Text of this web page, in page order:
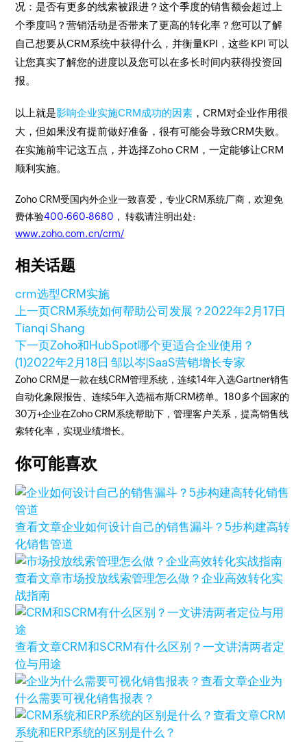
况：是否有更多的线索被跟进？这个季度的销售额会超过上
个季度吗？营销活动是否带来了更高的转化率？您可以了解
自己想要从CRM系统中获得什么，并衡量KPI，这些 KPI 可以
让您真实了解您的进度以及您可以在多长时间内获得投资回
报。
以上就是影响企业实施CRM成功的因素 ，CRM对企业作用很
大，但如果没有提前做好准备，很有可能会导致CRM失败。
在实施前牢记这五点，并选择Zoho CRM，一定能够让CRM
顺利实施。
Zoho CRM受国内外企业一致喜爱，专业CRM系统厂商，欢迎免
费体验400-660-8680 ， 转载请注明出处:
www.zoho.com.cn/crm/
相关话题
crm选型CRM实施
上一页CRM系统如何帮助公司发展？2022年2月17日
Tianqi Shang
下一页Zoho和HubSpot哪个更适合企业使用？
(1)2022年2月18日 邹以岑|SaaS营销增长专家
Zoho CRM是一款在线CRM管理系统，连续14年入选Gartner销售
自动化象限报告、连续5年入选福布斯CRM榜单。180多个国家的
30万+企业在Zoho CRM系统帮助下，管理客户关系，提高销售线
索转化率，实现业绩增长。
你可能喜欢
查看文章企业如何设计自己的销售漏斗？5步构建高转
化销售管道
查看文章市场投放线索管理怎么做？企业高效转化实
战指南
查看文章CRM和SCRM有什么区别？一文讲清两者定
位与用途
查看文章企业为
什么需要可视化销售报表？
查看文章CRM
系统和ERP系统的区别是什么？